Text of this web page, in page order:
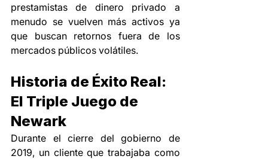
prestamistas de dinero privado a
menudo se vuelven más activos ya
que buscan retornos fuera de los
mercados públicos volátiles.
Historia de Éxito Real:
El Triple Juego de
Newark
Durante el cierre del gobierno de
2019, un cliente que trabajaba como